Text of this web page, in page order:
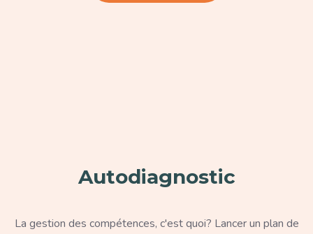
Autodiagnostic
La gestion des compétences, c'est quoi? Lancer un plan de